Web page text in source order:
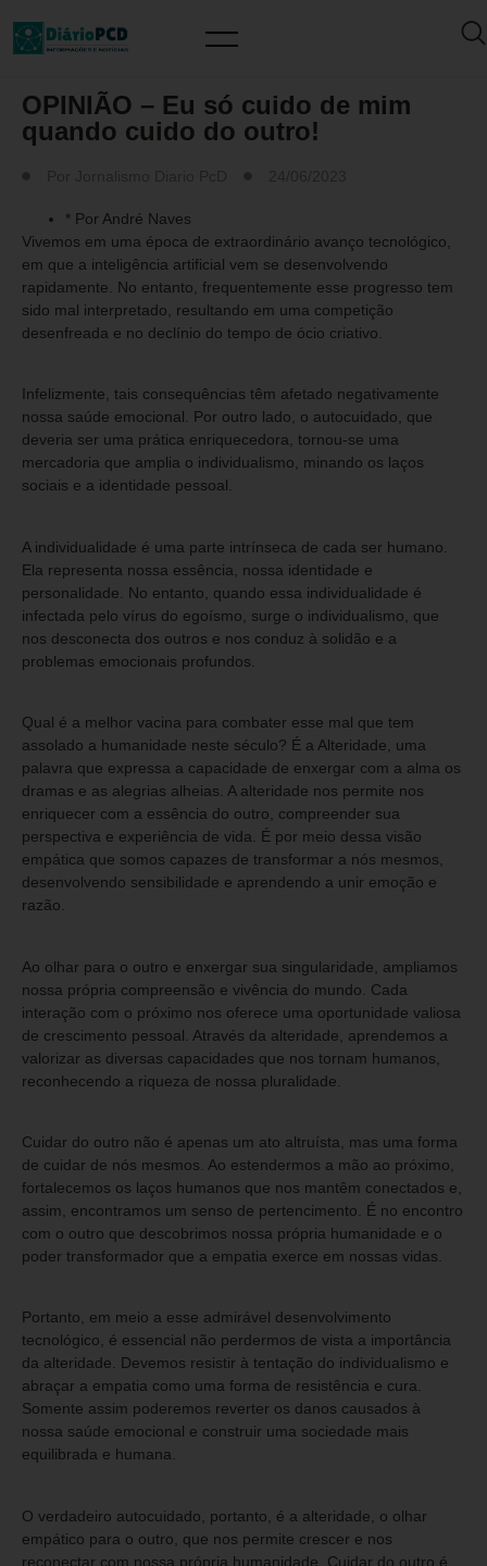
OPINIÃO – Eu só cuido de mim
quando cuido do outro!
* Por André Naves
Vivemos em uma época de extraordinário avanço tecnológico,
em que a inteligência artificial vem se desenvolvendo
rapidamente. No entanto, frequentemente esse progresso tem
sido mal interpretado, resultando em uma competição
desenfreada e no declínio do tempo de ócio criativo.
Infelizmente, tais consequências têm afetado negativamente
nossa saúde emocional. Por outro lado, o autocuidado, que
deveria ser uma prática enriquecedora, tornou-se uma
mercadoria que amplia o individualismo, minando os laços
sociais e a identidade pessoal.
A individualidade é uma parte intrínseca de cada ser humano.
Ela representa nossa essência, nossa identidade e
personalidade. No entanto, quando essa individualidade é
infectada pelo vírus do egoísmo, surge o individualismo, que
nos desconecta dos outros e nos conduz à solidão e a
problemas emocionais profundos.
Qual é a melhor vacina para combater esse mal que tem
assolado a humanidade neste século? É a Alteridade, uma
palavra que expressa a capacidade de enxergar com a alma os
dramas e as alegrias alheias. A alteridade nos permite nos
enriquecer com a essência do outro, compreender sua
perspectiva e experiência de vida. É por meio dessa visão
empática que somos capazes de transformar a nós mesmos,
desenvolvendo sensibilidade e aprendendo a unir emoção e
razão.
Ao olhar para o outro e enxergar sua singularidade, ampliamos
nossa própria compreensão e vivência do mundo. Cada
interação com o próximo nos oferece uma oportunidade valiosa
de crescimento pessoal. Através da alteridade, aprendemos a
valorizar as diversas capacidades que nos tornam humanos,
reconhecendo a riqueza de nossa pluralidade.
Cuidar do outro não é apenas um ato altruísta, mas uma forma
de cuidar de nós mesmos. Ao estendermos a mão ao próximo,
fortalecemos os laços humanos que nos mantêm conectados e,
assim, encontramos um senso de pertencimento. É no encontro
com o outro que descobrimos nossa própria humanidade e o
poder transformador que a empatia exerce em nossas vidas.
Portanto, em meio a esse admirável desenvolvimento
tecnológico, é essencial não perdermos de vista a importância
da alteridade. Devemos resistir à tentação do individualismo e
abraçar a empatia como uma forma de resistência e cura.
Somente assim poderemos reverter os danos causados à
nossa saúde emocional e construir uma sociedade mais
equilibrada e humana.
O verdadeiro autocuidado, portanto, é a alteridade, o olhar
empático para o outro, que nos permite crescer e nos
reconectar com nossa própria humanidade. Cuidar do outro é,